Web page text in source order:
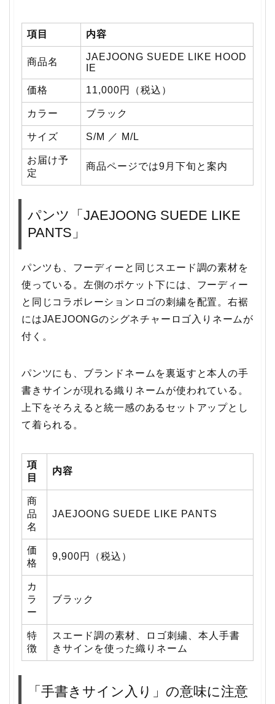
項目 内容
商品名
JAEJOONG SUEDE LIKE HOOD
IE
価格 11,000円（税込）
カラー ブラック
サイズ S/M ／ M/L
お届け予
定
商品ページでは9月下旬と案内
パンツ「JAEJOONG SUEDE LIKE
PANTS」
パンツも、フーディーと同じスエード調の素材を
使っている。左側のポケット下には、フーディー
と同じコラボレーションロゴの刺繍を配置。右裾
にはJAEJOONGのシグネチャーロゴ入りネームが
付く。
パンツにも、ブランドネームを裏返すと本人の手
書きサインが現れる織りネームが使われている。
上下をそろえると統一感のあるセットアップとし
て着られる。
項
目
内容
商
品
名
JAEJOONG SUEDE LIKE PANTS
価
格
9,900円（税込）
カ
ラ
ー
ブラック
特
徴
スエード調の素材、ロゴ刺繍、本人手書
きサインを使った織りネーム
「手書きサイン入り」の意味に注意